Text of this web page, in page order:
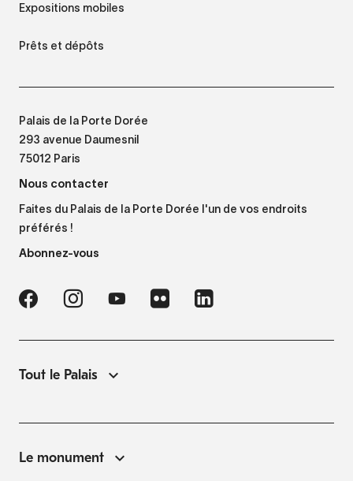
Expositions mobiles
Prêts et dépôts
Palais de la Porte Dorée
293 avenue Daumesnil
75012 Paris
Nous contacter
Faites du Palais de la Porte Dorée l'un de vos endroits
préférés !
Abonnez-vous
Tout le Palais
Le monument